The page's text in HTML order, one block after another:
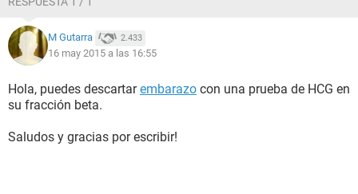
M Gutarra 2.433
16 may 2015 a las 16:55
Hola, puedes descartarembarazo con una prueba de HCG en
su fracción beta.
Saludos y gracias por escribir!